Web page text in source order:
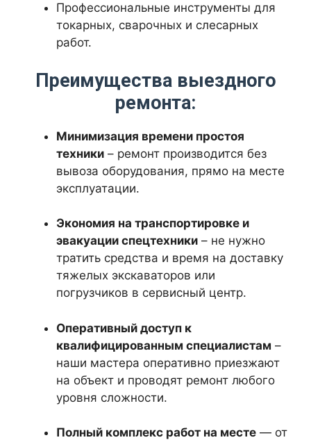
Профессиональные инструменты для
токарных, сварочных и слесарных
работ.
Преимущества выездного
ремонта:
Минимизация времени простоя
техники – ремонт производится без
вывоза оборудования, прямо на месте
эксплуатации.
Экономия на транспортировке и
эвакуации спецтехники – не нужно
тратить средства и время на доставку
тяжелых экскаваторов или
погрузчиков в сервисный центр.
Оперативный доступ к
квалифицированным специалистам –
наши мастера оперативно приезжают
на объект и проводят ремонт любого
уровня сложности.
Полный комплекс работ на месте — от